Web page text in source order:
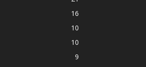
16
10
10
9